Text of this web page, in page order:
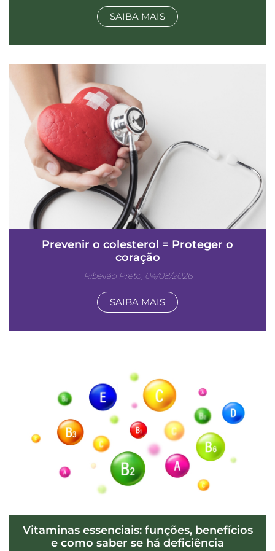
SAIBA MAIS
Prevenir o colesterol = Proteger o
coração
Ribeirão Preto, 04/08/2026
SAIBA MAIS
Vitaminas essenciais: funções, benefícios
e como saber se há deficiência